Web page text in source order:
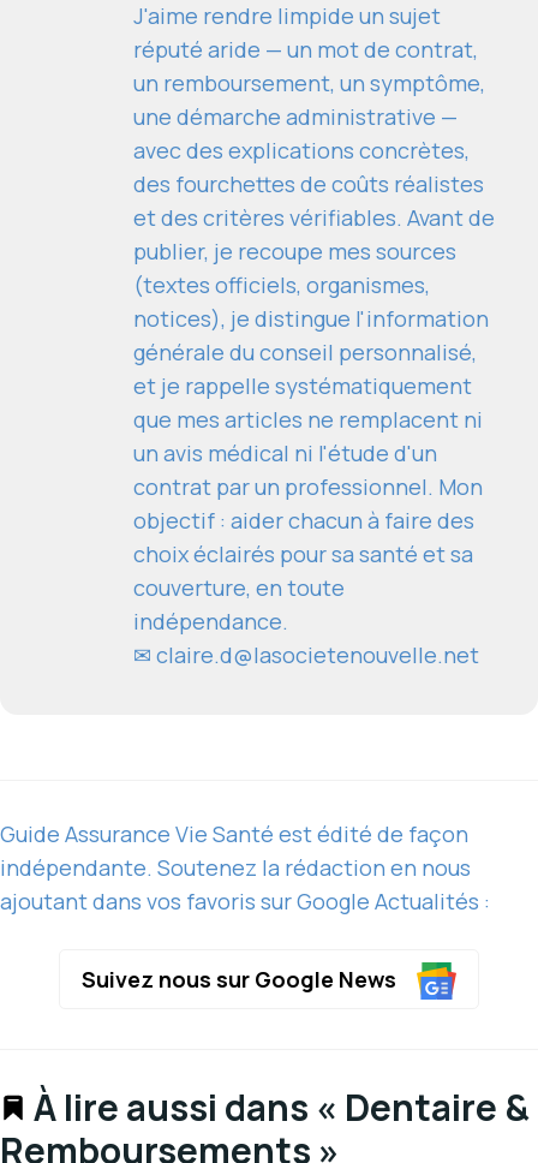
J'aime rendre limpide un sujet
réputé aride — un mot de contrat,
un remboursement, un symptôme,
une démarche administrative —
avec des explications concrètes,
des fourchettes de coûts réalistes
et des critères vérifiables. Avant de
publier, je recoupe mes sources
(textes officiels, organismes,
notices), je distingue l'information
générale du conseil personnalisé,
et je rappelle systématiquement
que mes articles ne remplacent ni
un avis médical ni l'étude d'un
contrat par un professionnel. Mon
objectif : aider chacun à faire des
choix éclairés pour sa santé et sa
couverture, en toute
indépendance.
✉ claire.d@lasocietenouvelle.net
Guide Assurance Vie Santé est édité de façon
indépendante. Soutenez la rédaction en nous
ajoutant dans vos favoris sur Google Actualités :
Suivez nous sur Google News
À lire aussi dans « Dentaire &
Remboursements »